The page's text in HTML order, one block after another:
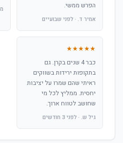
הפרש ממשי.
אמיר ד. · לפני שבועיים
★★★★★
כבר 4 שנים בקרן. גם
בתקופות ירידות בשווקים
ראיתי שהם שמרו על יציבות
יחסית. ממליץ לכל מי
שחושב לטווח ארוך.
גיל ש. · לפני 3 חודשים